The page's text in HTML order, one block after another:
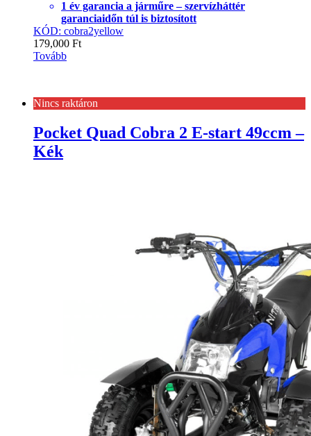
1 év garancia a járműre – szervízháttér
garanciaidőn túl is biztosított
KÓD: cobra2yellow
179,000 Ft
Tovább
Nincs raktáron
Pocket Quad Cobra 2 E-start 49ccm –
Kék